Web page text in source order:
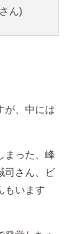
ん)
が、中には
まった、峰
司さん、ビ
もいます